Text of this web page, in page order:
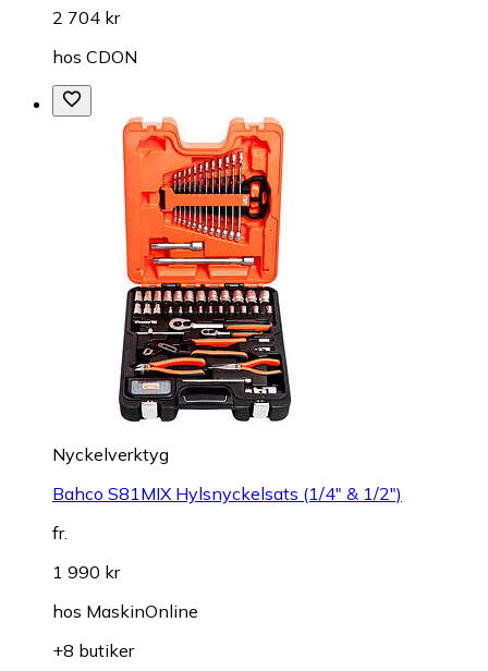
2 704 kr
hos CDON
Nyckelverktyg
Bahco S81MIX Hylsnyckelsats (1/4" & 1/2")
fr.
1 990 kr
hos MaskinOnline
+8 butiker